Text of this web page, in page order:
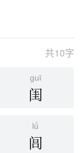
共10字
guī
闺
lǘ
闾